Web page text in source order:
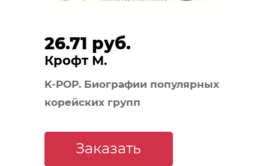
26.71 руб.
Крофт М.
K-POP. Биографии популярных
корейских групп
Заказать